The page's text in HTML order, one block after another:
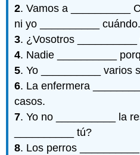
2. Vamos a __________
ni yo __________ cuándo.
3. ¿Vosotros
4. Nadie __________
5. Yo __________ varios
6. La enfermera
casos.
7. Yo no __________ la
__________ tú?
8. Los perros